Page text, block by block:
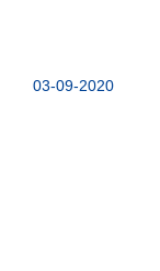
03-09-2020